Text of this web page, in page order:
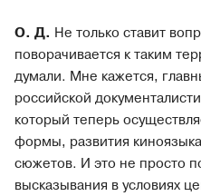
О. Д. Не только ставит
поворачивается к таким
думали. Мне кажется,
российской
который теперь
формы, развития
сюжетов. И это не просто
высказывания в условиях